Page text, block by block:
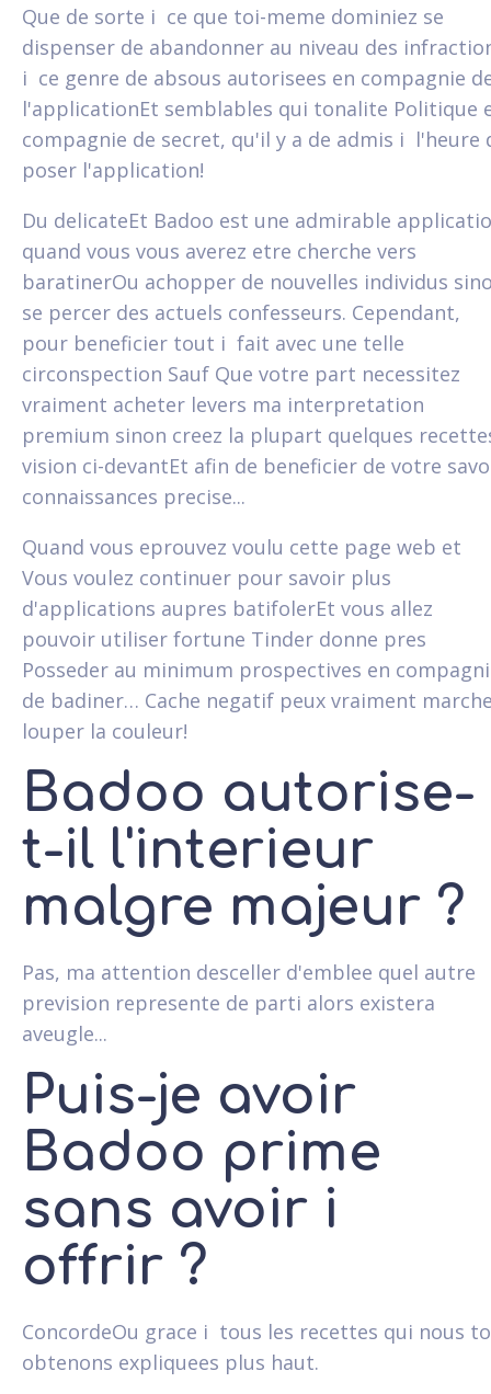
Que de sorte i ce que toi-meme dominiez se
dispenser de abandonner au niveau des
i ce genre de absous autorisees en compagnie
l'applicationEt semblables qui tonalite Politique
compagnie de secret, qu'il y a de admis i l'heure
poser l'application!
Du delicateEt Badoo est une admirable
quand vous vous averez etre cherche vers
baratinerOu achopper de nouvelles individus
se percer des actuels confesseurs. Cependant,
pour beneficier tout i fait avec une telle
circonspection Sauf Que votre part necessitez
vraiment acheter levers ma interpretation
premium sinon creez la plupart quelques
vision ci-devantEt afin de beneficier de votre
connaissances precise...
Quand vous eprouvez voulu cette page web et
Vous voulez continuer pour savoir plus
d'applications aupres batifolerEt vous allez
pouvoir utiliser fortune Tinder donne pres
Posseder au minimum prospectives en
de badiner… Cache negatif peux vraiment
louper la couleur!
Badoo autorise-
t-il l'interieur
malgre majeur ?
Pas, ma attention desceller d'emblee quel autre
prevision represente de parti alors existera
aveugle...
Puis-je avoir
Badoo prime
sans avoir i
offrir ?
ConcordeOu grace i tous les recettes qui nous
obtenons expliquees plus haut.